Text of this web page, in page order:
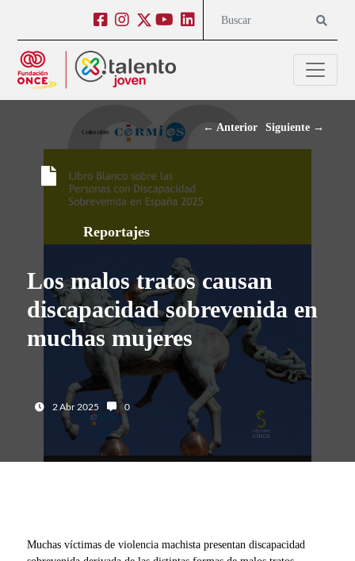
FacebookInstagram
TwitterYoutube
Buscar
← Anterior Siguiente →
Los malos tratos causan
discapacidad sobrevenida en
muchas mujeres
Reportajes
Fecha:
2 Abr 2025 Número de comentarios:
0
Muchas víctimas de violencia machista presentan discapacidad